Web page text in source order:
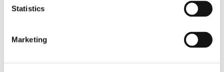
Statistics
Marketing
Promo